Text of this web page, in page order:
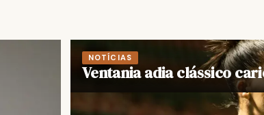
NOTÍCIAS
Ventania adia clássico